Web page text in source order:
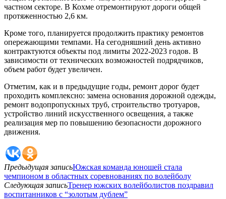
частном секторе. В Кохме отремонтируют дороги общей
протяженностью 2,6 км.
Кроме того, планируется продолжить практику ремонтов
опережающими темпами. На сегодняшний день активно
контрактуются объекты под лимиты 2022-2023 годов. В
зависимости от технических возможностей подрядчиков,
объем работ будет увеличен.
Отметим, как и в предыдущие годы, ремонт дорог будет
проходить комплексно: замена основания дорожной одежды,
ремонт водопропускных труб, строительство тротуаров,
устройство линий искусственного освещения, а также
реализация мер по повышению безопасности дорожного
движения.
Предыдущая записьЮжская команда юношей стала
чемпионом в областных соревнованиях по волейболу
Следующая записьТренер южских волейболистов поздравил
воспитанников с “золотым дублем”